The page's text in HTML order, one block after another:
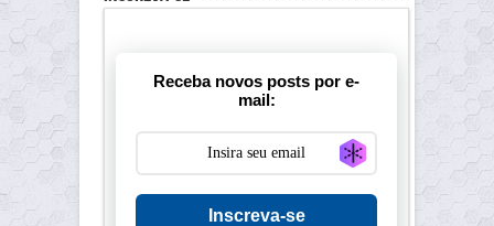
Receba novos posts por e-
mail:
Inscreva-se